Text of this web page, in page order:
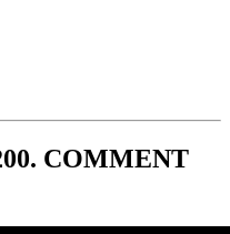
COMMENT